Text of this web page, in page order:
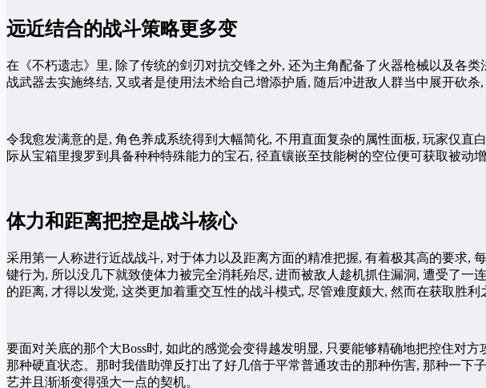
远近结合的战斗策略更多变
在《不朽遗志》里, 除了传统的剑刃对抗交锋之外, 还为主角配备了火器枪械以及各
战武器去实施终结, 又或者是使用法术给自己增添护盾, 随后冲进敌人群当中展开砍
令我愈发满意的是, 角色养成系统得到大幅简化, 不用直面复杂的属性面板, 玩家仅
际从宝箱里搜罗到具备种种特殊能力的宝石, 径直镶嵌至技能树的空位便可获取被动
体力和距离把控是战斗核心
采用第一人称进行近战战斗, 对于体力以及距离方面的精准把握, 有着极其高的要求,
键行为, 所以没几下就致使体力被完全消耗殆尽, 进而被敌人趁机抓住漏洞, 遭受了
的距离, 才得以发觉, 这类更加着重交互性的战斗模式, 尽管难度颇大, 然而在获取胜利
要面对关底的那个大Boss时, 如此的感觉会变得越发明显, 只要能够精确地把控住对
那种硬直状态。那时我借助弹反打出了好几倍于平常普通攻击的那种伤害, 那种一
艺并且渐渐变得强大一点的契机。